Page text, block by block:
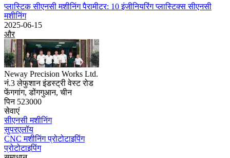
प्लास्टिक सीएनसी मशीनिंग पैरामीटर: 10 इंजीनियरिंग प्लास्टिक्स सीएनसी
मशीनिंग
2025-06-15
और
Neway Precision Works Ltd.
नं.3 लेफुशान इंडस्ट्री वेस्ट रोड
फेंगगांग, डोंगगुआन, चीन
पिन 523000
सेवाएं
सीएनसी मशीनिंग
सुपरएलॉय
CNC मशीनिंग प्रोटोटाइपिंग
प्रोटोटाइपिंग